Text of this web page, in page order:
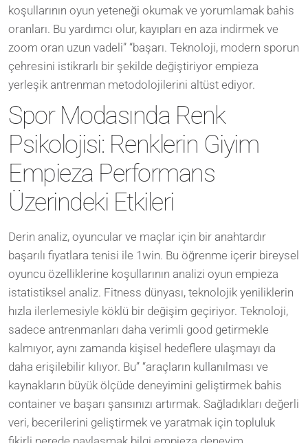
koşullarının oyun yeteneği okumak ve yorumlamak bahis
oranları. Bu yardımcı olur, kayıpları en aza indirmek ve
zoom oran uzun vadeli” “başarı. Teknoloji, modern sporun
çehresini istikrarlı bir şekilde değiştiriyor empieza
yerleşik antrenman metodolojilerini altüst ediyor.
Spor Modasında Renk
Psikolojisi: Renklerin Giyim
Empieza Performans
Üzerindeki Etkileri
Derin analiz, oyuncular ve maçlar için bir anahtardır
başarılı fiyatlara tenisi ile 1win. Bu öğrenme içerir bireysel
oyuncu özelliklerine koşullarının analizi oyun empieza
istatistiksel analiz. Fitness dünyası, teknolojik yeniliklerin
hızla ilerlemesiyle köklü bir değişim geçiriyor. Teknoloji,
sadece antrenmanları daha verimli good getirmekle
kalmıyor, aynı zamanda kişisel hedeflere ulaşmayı da
daha erişilebilir kılıyor. Bu” “araçların kullanılması ve
kaynakların büyük ölçüde deneyimini geliştirmek bahis
container ve başarı şansınızı artırmak. Sağladıkları değerli
veri, becerilerini geliştirmek ve yaratmak için topluluk